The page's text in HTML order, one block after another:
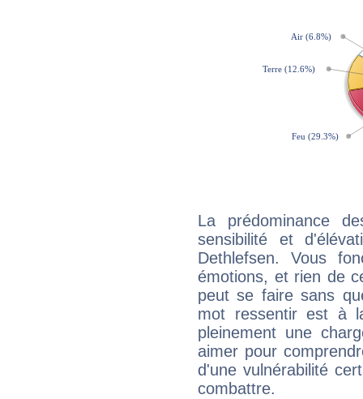
La prédominance
sensibilité et
Dethlefsen. Vous
émotions, et rien de
peut se faire sans
mot ressentir est à
pleinement une
aimer pour
d'une vulnérabilité
combattre.